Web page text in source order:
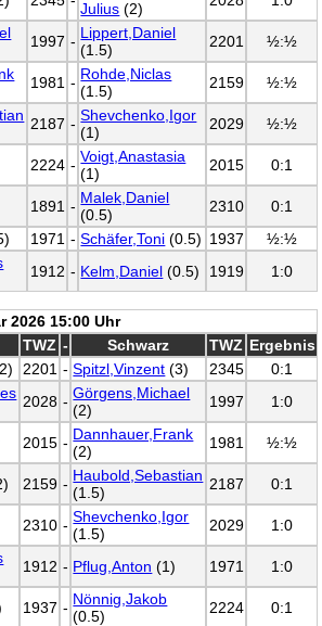
Julius (2)
1997 - Lippert,Daniel
(1.5)
2201 ½:½
1981 - Rohde,Niclas
(1.5)
2159 ½:½
2187 - Shevchenko,Igor
(1)
2029 ½:½
2224 - Voigt,Anastasia
(1)
2015 0:1
1891 - Malek,Daniel
(0.5)
2310
0:1
1971 - Schäfer,Toni (0.5) 1937
½:½
1912 - Kelm,Daniel (0.5) 1919 1:0
2026 15:00 Uhr
TWZ - Schwarz TWZ Ergebnis
2201 - Spitzl,Vinzent (3) 2345
0:1
2028 - Görgens,Michael
(2)
1997 1:0
2015 - Dannhauer,Frank
(2)
1981 ½:½
2159 - Haubold,Sebastian
(1.5)
2187 0:1
2310 - Shevchenko,Igor
(1.5)
2029 1:0
1912 - Pflug,Anton (1) 1971 1:0
1937 - Nönnig,Jakob
(0.5)
2224 0:1